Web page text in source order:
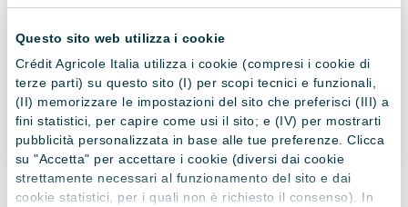
Questo sito web utilizza i cookie
Crédit Agricole Italia utilizza i cookie (compresi i cookie di
terze parti) su questo sito (I) per scopi tecnici e funzionali,
(II) memorizzare le impostazioni del sito che preferisci (III) a
fini statistici, per capire come usi il sito; e (IV) per mostrarti
pubblicità personalizzata in base alle tue preferenze. Clicca
su "Accetta" per accettare i cookie (diversi dai cookie
strettamente necessari al funzionamento del sito e dai
cookie statistici, per i quali non è richiesto il consenso). In
FACILI E SICURI
Sconti imperdibili con Amex Offers:
Offers avrai sconti e offerte tutto l'anno, senza
voucher, codici o altre complicazioni. Ti basterà
visitare la sezione "Offerte" accedendo al tuo
conto Carta o dall'App Amex.